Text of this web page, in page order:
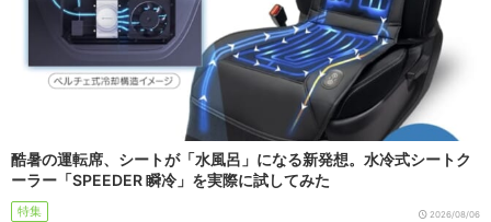
酷暑の運転席、シートが「水風呂」になる新発想。水冷式シートク
ーラー「SPEEDER 瞬冷」を実際に試してみた
特集 2026/08/06